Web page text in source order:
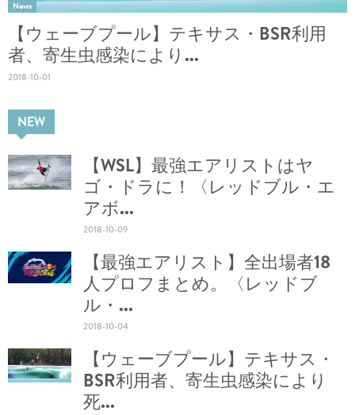
News
【ウェーブプール】テキサス・BSR利用
者、寄生虫感染により...
2018-10-01
NEW
【WSL】最強エアリストはヤ
ゴ・ドラに！〈レッドブル・エ
アボ...
2018-10-09
【最強エアリスト】全出場者18
人プロフまとめ。〈レッドブ
ル・...
2018-10-04
【ウェーブプール】テキサス・
BSR利用者、寄生虫感染により
死...